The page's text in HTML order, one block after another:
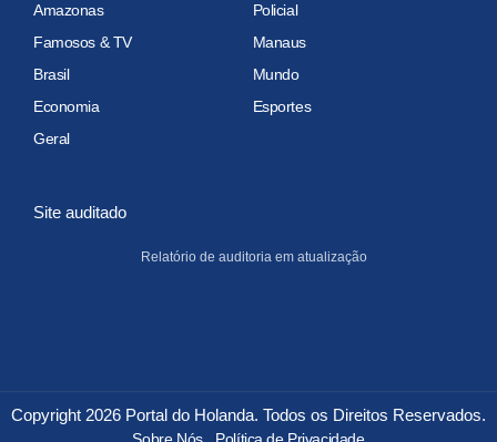
Amazonas
Policial
Famosos & TV
Manaus
Brasil
Mundo
Economia
Esportes
Geral
Site auditado
Relatório de auditoria em atualização
Copyright 2026 Portal do Holanda. Todos os Direitos Reservados.